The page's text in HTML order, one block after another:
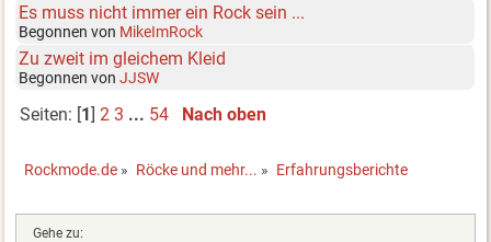
Es muss nicht immer ein Rock sein ...
Begonnen von MikeImRock
Zu zweit im gleichem Kleid
Begonnen vonJJSW
Seiten: [1] 2 3 ... 54 Nach oben
Rockmode.de » Röcke und mehr... » Erfahrungsberichte
Gehe zu: